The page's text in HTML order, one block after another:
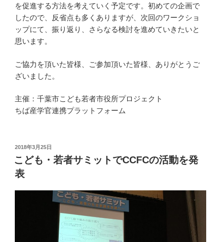
を促進する方法を考えていく予定です。初めての企画で
したので、反省点も多くありますが、次回のワークショ
ップにて、振り返り、さらなる検討を進めていきたいと
思います。
ご協力を頂いた皆様、ご参加頂いた皆様、ありがとうご
ざいました。
主催：千葉市こども若者市役所プロジェクト
ちば産学官連携プラットフォーム
投
稿
日:
2018年3月25日
こども・若者サミットでCCFCの活動を発
表